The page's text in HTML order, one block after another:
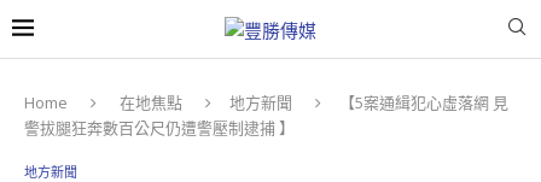
Home 在地焦點 地方新聞
【5案通緝犯心虛落網 見
警拔腿狂奔數百公尺仍遭警壓制逮捕 】
地方新聞